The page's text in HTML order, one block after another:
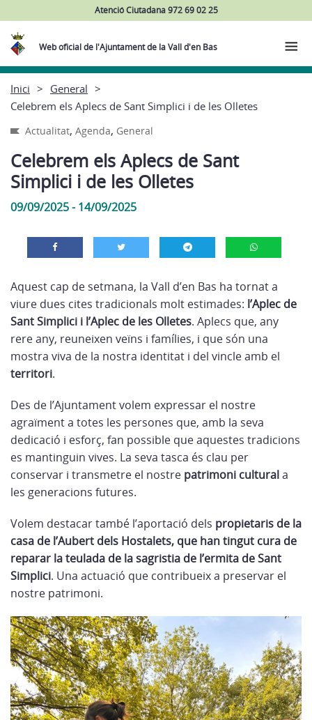
Atenció Ciutadana 972 69 02 25
Web oficial de l'Ajuntament de la Vall d'en Bas
Inici
General
Celebrem els Aplecs de Sant Simplici i de les Olletes
Actualitat, Agenda, General
Celebrem els Aplecs de Sant
Simplici i de les Olletes
09/09/2025 - 14/09/2025
Aquest cap de setmana, la Vall d’en Bas ha tornat a
viure dues cites tradicionals molt estimades: l’Aplec de
Sant Simplici i l’Aplec de les Olletes. Aplecs que, any
rere any, reuneixen veïns i famílies, i que són una
mostra viva de la nostra identitat i del vincle amb el
territori.
Des de l’Ajuntament volem expressar el nostre
agraïment a totes les persones que, amb la seva
dedicació i esforç, fan possible que aquestes tradicions
es mantinguin vives. La seva tasca és clau per
conservar i transmetre el nostre patrimoni culturala
les generacions futures.
Volem destacar també l’aportació dels propietaris de la
casa de l’Aubert dels Hostalets, que han tingut cura de
reparar la teulada de la sagristia de l’ermita de Sant
Simplici. Una actuació que contribueix a preservar el
nostre patrimoni.